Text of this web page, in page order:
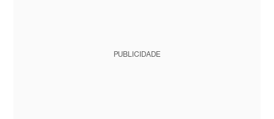
PUBLICIDADE